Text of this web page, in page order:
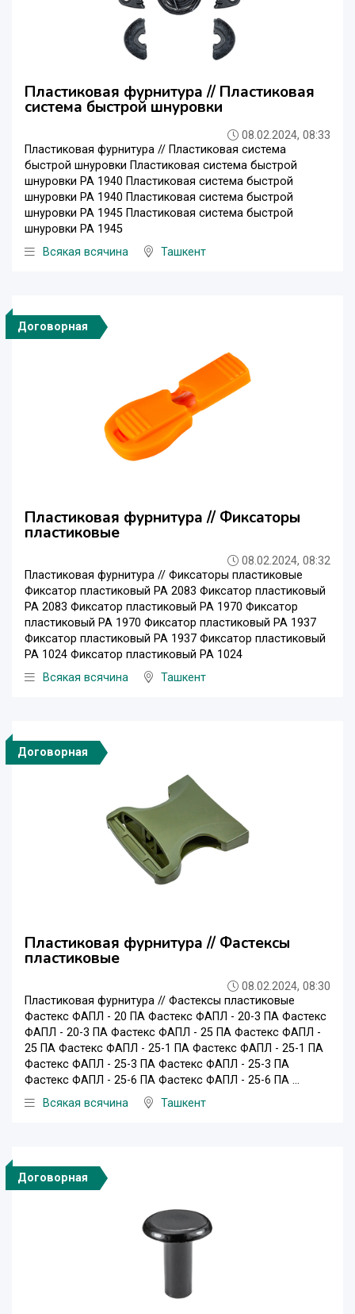
Пластиковая фурнитура // Пластиковая
система быстрой шнуровки
08.02.2024, 08:33
Пластиковая фурнитура // Пластиковая система
быстрой шнуровки Пластиковая система быстрой
шнуровки РА 1940 Пластиковая система быстрой
шнуровки РА 1940 Пластиковая система быстрой
шнуровки РА 1945 Пластиковая система быстрой
шнуровки РА 1945
Всякая всячина
Ташкент
Договорная
Пластиковая фурнитура // Фиксаторы
пластиковые
08.02.2024, 08:32
Пластиковая фурнитура // Фиксаторы пластиковые
Фиксатор пластиковый PA 2083 Фиксатор пластиковый
PA 2083 Фиксатор пластиковый PA 1970 Фиксатор
пластиковый PA 1970 Фиксатор пластиковый PA 1937
Фиксатор пластиковый PA 1937 Фиксатор пластиковый
PA 1024 Фиксатор пластиковый PA 1024
Всякая всячина
Ташкент
Договорная
Пластиковая фурнитура // Фастексы
пластиковые
08.02.2024, 08:30
Пластиковая фурнитура // Фастексы пластиковые
Фастекс ФАПЛ - 20 ПА Фастекс ФАПЛ - 20-3 ПА Фастекс
ФАПЛ - 20-3 ПА Фастекс ФАПЛ - 25 ПА Фастекс ФАПЛ -
25 ПА Фастекс ФАПЛ - 25-1 ПА Фастекс ФАПЛ - 25-1 ПА
Фастекс ФАПЛ - 25-3 ПА Фастекc ФАПЛ - 25-3 ПА
Фастекс ФАПЛ - 25-6 ПА Фастекс ФАПЛ - 25-6 ПА ...
Всякая всячина
Ташкент
Договорная